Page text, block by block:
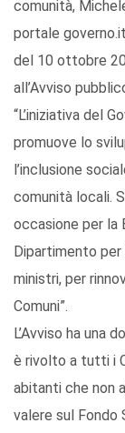
comunità,
portale
del 10 ottobre
all’Avviso
“L’iniziativa del
promuove lo
l’inclusione
comunità locali.
occasione per la
Dipartimento
ministri, per
Comuni”.
L’Avviso ha una
è rivolto a tutti i
abitanti che non
valere sul Fondo